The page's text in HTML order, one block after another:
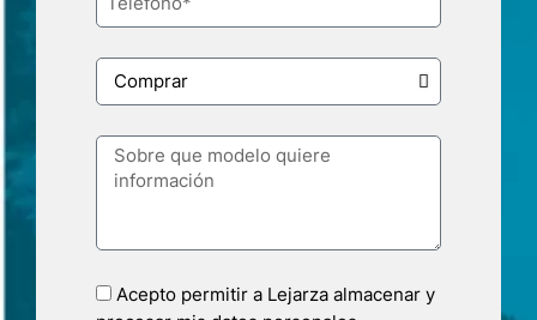
Acepto permitir a Lejarza almacenar y